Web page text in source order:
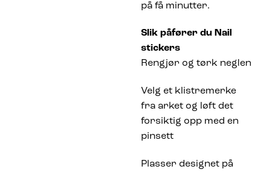
på få minutter.
Slik påfører du Nail
stickers
Rengjør og tørk neglen
Velg et klistremerke
fra arket og løft det
forsiktig opp med en
pinsett
Plasser designet på